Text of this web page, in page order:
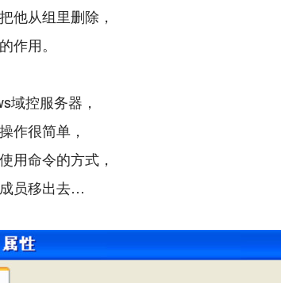
他从组里删除，
作用。
域控服务器，
作很简单，
用命令的方式，
员移出去…